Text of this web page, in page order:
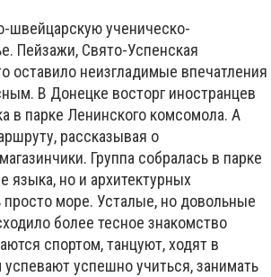
швейцарскую ученическо-
Пейзажи, Свято-Успенская
оставило неизгладимые впечатления
В Донецке восторг иностранцев
в парке Ленинского комсомола. А
рассказывая о
Группа собралась в парке
языка, но и архитектурных
просто море. Усталые, но довольные
более тесное знакомство
спортом, танцуют, ходят в
успешно учиться, занимать